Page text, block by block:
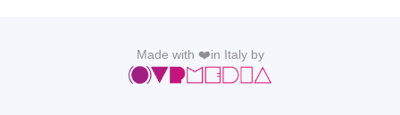
Made with ❤️in Italy by